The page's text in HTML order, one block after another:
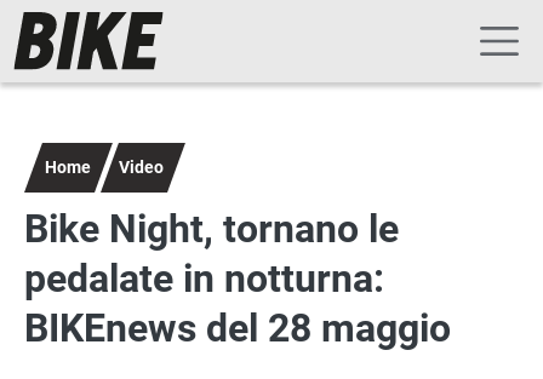
Salta al contenuto principale
Navigazione principale
Home Video
Bike Night, tornano le
pedalate in notturna:
BIKEnews del 28 maggio